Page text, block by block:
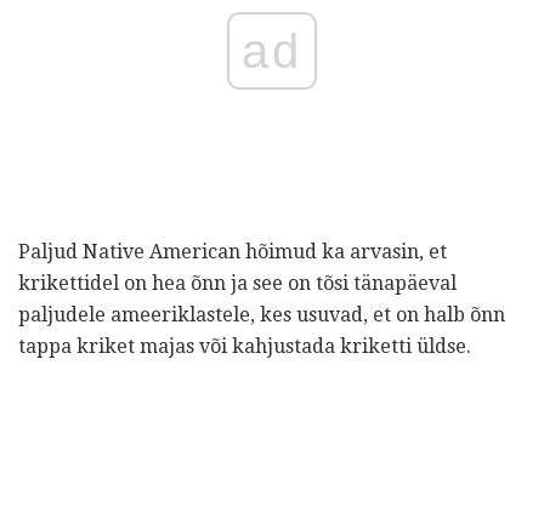
ad
Paljud Native American hõimud ka arvasin, et
krikettidel on hea õnn ja see on tõsi tänapäeval
paljudele ameeriklastele, kes usuvad, et on halb õnn
tappa kriket majas või kahjustada kriketti üldse.